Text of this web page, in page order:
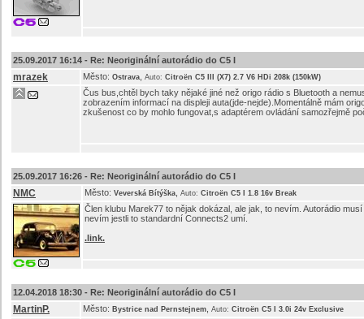
25.09.2017 16:14 - Re: Neoriginální autorádio do C5 I
mrazek Město: Ostrava Auto: Citroën C5 III (X7) 2.7 V6 HDi 208k (150kW)
Čus bus,chtěl bych taky nějaké jiné než origo rádio s Bluetooth a
zobrazením informací na displeji auta(jde-nejde).Momentálně mám
zkušenost co by mohlo fungovat,s adaptérem ovládání samozřejmě
25.09.2017 16:26 - Re: Neoriginální autorádio do C5 I
NMC Město: Veverská Bítýška Auto: Citroën C5 I 1.8 16v Break
Člen klubu Marek77 to nějak dokázal, ale jak, to nevím. Autorádio
nevím jestli to standardní Connects2 umí.
.link.
12.04.2018 18:30 - Re: Neoriginální autorádio do C5 I
MartinP. Město: Bystrice nad Pernstejnem Auto: Citroën C5 I 3.0i 24v Exclusive